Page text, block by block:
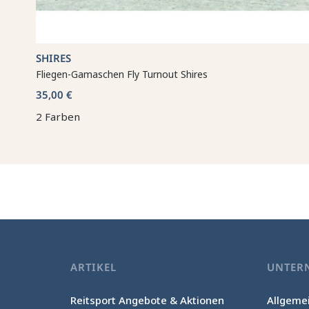
SHIRES
Fliegen-Gamaschen Fly Turnout Shires
35,00 €
2 Farben
ARTIKEL
Reitsport Angebote & Aktionen